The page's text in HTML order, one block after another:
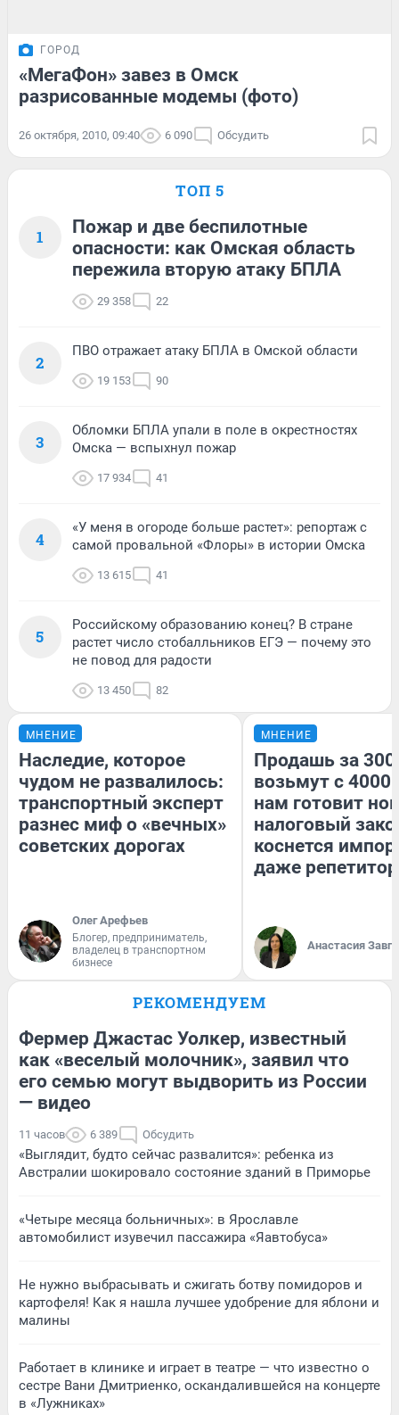
ГОРОД
«МегаФон» завез в Омск
разрисованные модемы (фото)
26 октября, 2010, 09:40 6 090 Обсудить
ТОП 5
1
Пожар и две беспилотные
опасности: как Омская область
пережила вторую атаку БПЛА
29 358 22
2
ПВО отражает атаку БПЛА в Омской области
19 153 90
3
Обломки БПЛА упали в поле в окрестностях
Омска — вспыхнул пожар
17 934 41
4
«У меня в огороде больше растет»: репортаж с
самой провальной «Флоры» в истории Омска
13 615 41
5
Российскому образованию конец? В стране
растет число стобалльников ЕГЭ — почему это
не повод для радости
13 450 82
МНЕНИЕ
Наследие, которое
чудом не развалилось:
транспортный эксперт
разнес миф о «вечных»
советских дорогах
Олег Арефьев
Блогер, предприниматель,
владелец в транспортном
бизнесе
МНЕНИЕ
Продашь за
возьмут с
нам готовит
налоговый
коснется
даже
Анастасия
РЕКОМЕНДУЕМ
Фермер Джастас Уолкер, известный
как «веселый молочник», заявил что
его семью могут выдворить из России
— видео
11 часов 6 389 Обсудить
«Выглядит, будто сейчас развалится»: ребенка из
Австралии шокировало состояние зданий в Приморье
«Четыре месяца больничных»: в Ярославле
автомобилист изувечил пассажира «Яавтобуса»
Не нужно выбрасывать и сжигать ботву помидоров и
картофеля! Как я нашла лучшее удобрение для яблони и
малины
Работает в клинике и играет в театре — что известно о
сестре Вани Дмитриенко, оскандалившейся на концерте
в «Лужниках»